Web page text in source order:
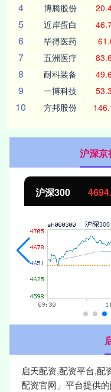
4 博腾股份
5 近岸蛋白
6 毕得医药
7 五洲医疗
8 耐科装备
9 一博科技
10 方邦股份
沪深京
沪深300
启天配资,配资平台,配
配资官网」平台提供